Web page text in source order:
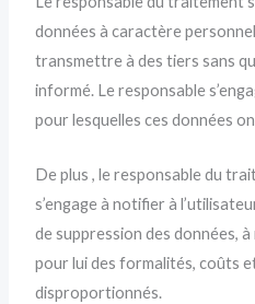
données à caractère
transmettre à des tiers sans
informé. Le responsable
pour lesquelles ces données
De plus , le responsable du
s’engage à notifier à
de suppression des données, à
pour lui des formalités, coûts
disproportionnés.